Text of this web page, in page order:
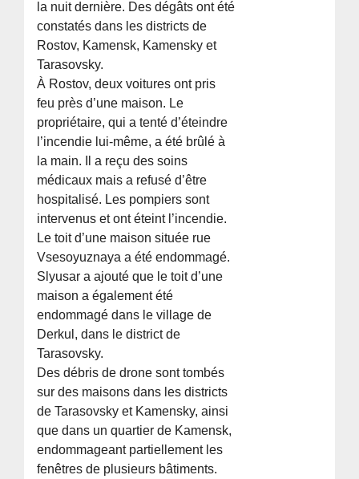
la nuit dernière. Des dégâts ont été
constatés dans les districts de
Rostov, Kamensk, Kamensky et
Tarasovsky.
À Rostov, deux voitures ont pris
feu près d’une maison. Le
propriétaire, qui a tenté d’éteindre
l’incendie lui-même, a été brûlé à
la main. Il a reçu des soins
médicaux mais a refusé d’être
hospitalisé. Les pompiers sont
intervenus et ont éteint l’incendie.
Le toit d’une maison située rue
Vsesoyuznaya a été endommagé.
Slyusar a ajouté que le toit d’une
maison a également été
endommagé dans le village de
Derkul, dans le district de
Tarasovsky.
Des débris de drone sont tombés
sur des maisons dans les districts
de Tarasovsky et Kamensky, ainsi
que dans un quartier de Kamensk,
endommageant partiellement les
fenêtres de plusieurs bâtiments.